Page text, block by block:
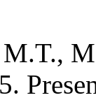
M.T.,